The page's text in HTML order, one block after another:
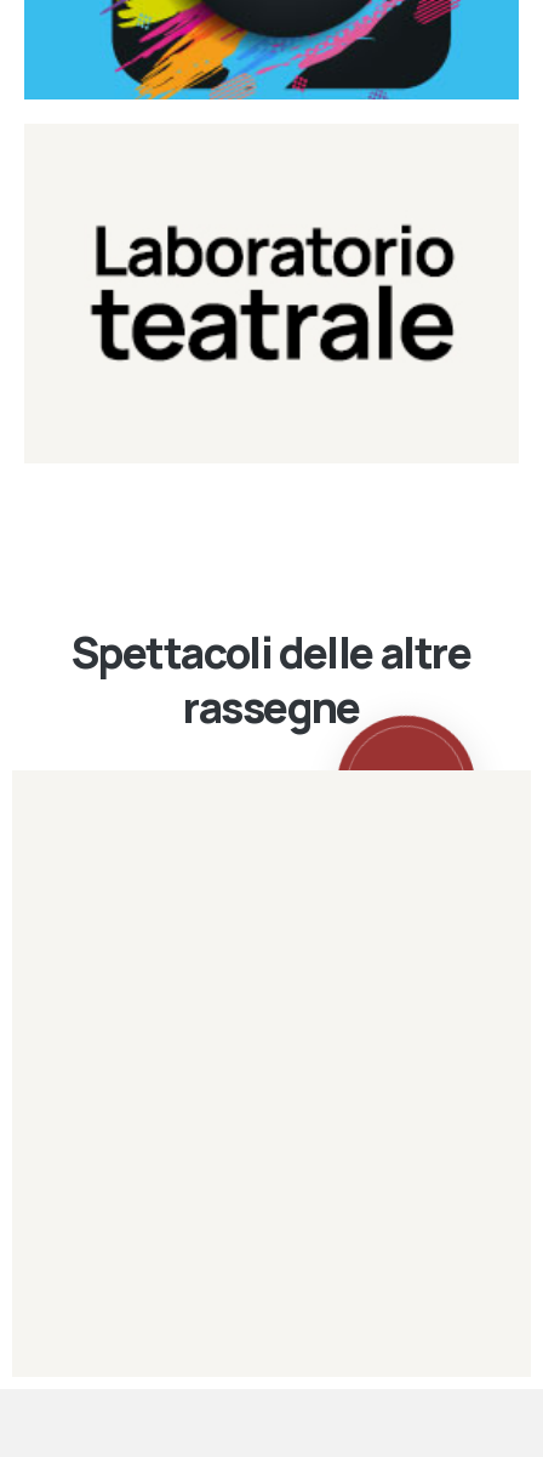
Laboratorio Teatrale
Laboratorio di teatro del Teatro Eduardo de Filippo
Continua
Spettacoli delle altre
rassegne